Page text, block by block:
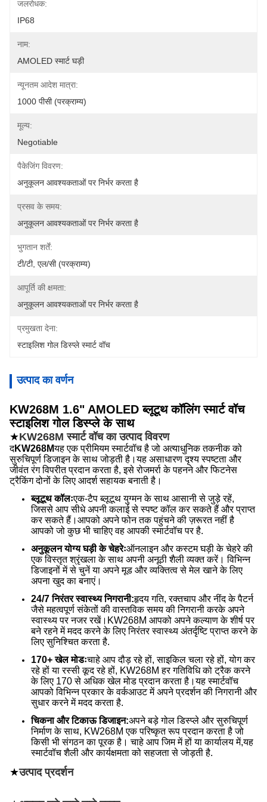
जलरोधक:
IP68
नाम:
AMOLED स्मार्ट घड़ी
न्यूनतम आदेश मात्रा:
1000 पीसी (परक्राम्य)
मूल्य:
Negotiable
पैकेजिंग विवरण:
अनुकूलन आवश्यकताओं पर निर्भर करता है
प्रसव के समय:
अनुकूलन आवश्यकताओं पर निर्भर करता है
भुगतान शर्तें:
टी/टी, एल/सी (परक्राम्य)
आपूर्ति की क्षमता:
अनुकूलन आवश्यकताओं पर निर्भर करता है
प्रमुखता देना:
स्टाइलिश गोल डिस्प्ले स्मार्ट वॉच
उत्पाद का वर्णन
KW268M 1.6" AMOLED ब्लूटूथ कॉलिंग स्मार्ट वॉच
स्टाइलिश गोल डिस्प्ले के साथ
★KW268M स्मार्ट वॉच का उत्पाद विवरण
दKW268Mयह एक प्रीमियम स्मार्टवॉच है जो अत्याधुनिक तकनीक को
सुरुचिपूर्ण डिजाइन के साथ जोड़ती है।यह असाधारण दृश्य स्पष्टता और
जीवंत रंग विपरीत प्रदान करता है, इसे रोजमर्रा के पहनने और फिटनेस
ट्रैकिंग दोनों के लिए आदर्श सहायक बनाती है।
ब्लूटूथ कॉलःएक-टैप ब्लूटूथ युग्मन के साथ आसानी से जुड़े रहें,
जिससे आप सीधे अपनी कलाई से स्पष्ट कॉल कर सकते हैं और प्राप्त
कर सकते हैं।आपको अपने फोन तक पहुंचने की ज़रूरत नहीं है ️
आपको जो कुछ भी चाहिए वह आपकी स्मार्टवॉच पर है.
अनुकूलन योग्य घड़ी के चेहरेःऑनलाइन और कस्टम घड़ी के चेहरे की
एक विस्तृत श्रृंखला के साथ अपनी अनूठी शैली व्यक्त करें। विभिन्न
डिजाइनों में से चुनें या अपने मूड और व्यक्तित्व से मेल खाने के लिए
अपना खुद का बनाएं।
24/7 निरंतर स्वास्थ्य निगरानी:हृदय गति, रक्तचाप और नींद के पैटर्न
जैसे महत्वपूर्ण संकेतों की वास्तविक समय की निगरानी करके अपने
स्वास्थ्य पर नजर रखें।KW268M आपको अपने कल्याण के शीर्ष पर
बने रहने में मदद करने के लिए निरंतर स्वास्थ्य अंतर्दृष्टि प्राप्त करने के
लिए सुनिश्चित करता है.
170+ खेल मोडःचाहे आप दौड़ रहे हों, साइकिल चला रहे हों, योग कर
रहे हों या रस्सी कूद रहे हों, KW268M हर गतिविधि को ट्रैक करने
के लिए 170 से अधिक खेल मोड प्रदान करता है।यह स्मार्टवॉच
आपको विभिन्न प्रकार के वर्कआउट में अपने प्रदर्शन की निगरानी और
सुधार करने में मदद करता है.
चिकना और टिकाऊ डिजाइन:अपने बड़े गोल डिस्प्ले और सुरुचिपूर्ण
निर्माण के साथ, KW268M एक परिष्कृत रूप प्रदान करता है जो
किसी भी संगठन का पूरक है। चाहे आप जिम में हों या कार्यालय में,यह
स्मार्टवॉच शैली और कार्यक्षमता को सहजता से जोड़ती है.
★उत्पाद प्रदर्शन